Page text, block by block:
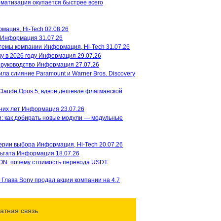
Вышел первый трейлер аниме
«Терминатор Зеро»
представил первый тизер-трейлер
будущего аниме - «Терминатор
Зеро» / Terminator: Zero. Премьера 8
эпизодов...
вкусностей" от Studio Trigger и
in Dungeon от студии Trigger и
Netflix получит продолжение....
2B и 9S вернутся в июле: стала
окупается быстрее всего
Hi-Tech 02.08.26
Информация 31.07.26
компании Информация, Hi-Tech 31.07.26
в 2026 году Информация 29.07.26
Информация 27.07.26
слияние Paramount и Warner Bros. Discovery
Opus 5, вдвое дешевле флагманской
лет Информация 23.07.26
как добирать новые модули — модульные
выбора Информация, Hi-Tech 20.07.26
Информация 18.07.26
почему стоимость перевода USDT
Глава Sony продал акции компании на 4,7
связь